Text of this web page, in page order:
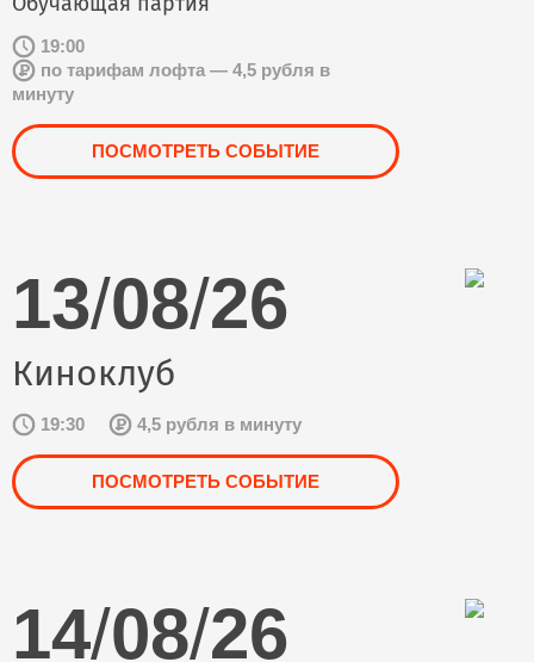
19:00
по тарифам лофта — 4,5 рубля в
минуту
ПОСМОТРЕТЬ СОБЫТИЕ
13/08/26
Киноклуб
19:30 4,5 рубля в минуту
ПОСМОТРЕТЬ СОБЫТИЕ
14/08/26